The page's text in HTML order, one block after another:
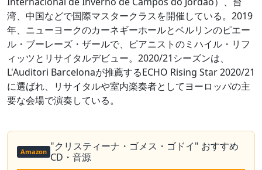
湾、中国などで国際マスタークラスを開催している。2019
年、ニューヨークのカーネギーホールとベルリンのピエー
ル・ブーレーズ・ザールで、ピアニストのミハイル・リフ
ィッツとリサイタルデビュー。2020/21シーズンは、
L'Auditori Barcelonaが推薦するECHO Rising Star 2020/21
に選ばれ、リサイタルや室内楽奏者としてヨーロッパの主
要な会場で演奏している。
Amazon "クリスティーナ・ゴメス・ゴドイ" おすすめ
CD・音源